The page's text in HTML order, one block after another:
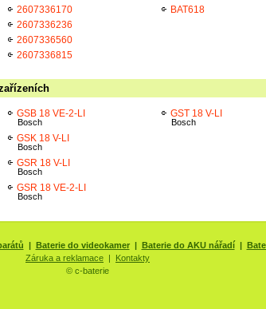
2607336170
2607336236
2607336560
2607336815
BAT618
GSB 18 VE-2-LI
Bosch
GSK 18 V-LI
Bosch
GSR 18 V-LI
Bosch
GSR 18 VE-2-LI
Bosch
GST 18 V-LI
Bosch
| Baterie do videokamer| Baterie do AKU nářadí|
Záruka a reklamace | Kontakty
© c-baterie